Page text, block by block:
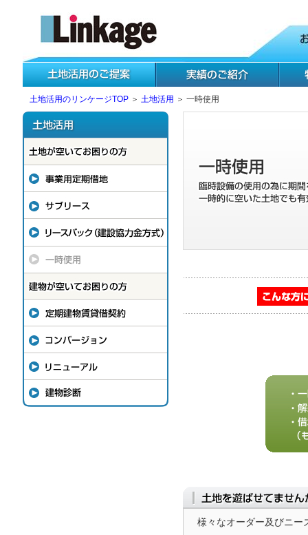
土地活用のリンケージTOP ＞ 土地活用 ＞ 一時使用
様々なオーダー及びニー